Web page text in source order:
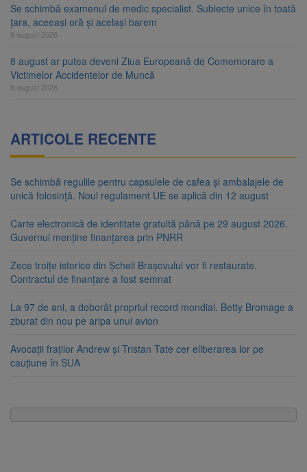
Se schimbă examenul de medic specialist. Subiecte unice în toată
țara, aceeași oră și același barem
8 august 2026
8 august ar putea deveni Ziua Europeană de Comemorare a
Victimelor Accidentelor de Muncă
8 august 2026
ARTICOLE RECENTE
Se schimbă regulile pentru capsulele de cafea și ambalajele de
unică folosință. Noul regulament UE se aplică din 12 august
Carte electronică de identitate gratuită până pe 29 august 2026.
Guvernul menține finanțarea prin PNRR
Zece troițe istorice din Șcheii Brașovului vor fi restaurate.
Contractul de finanțare a fost semnat
La 97 de ani, a doborât propriul record mondial. Betty Bromage a
zburat din nou pe aripa unui avion
Avocații fraților Andrew și Tristan Tate cer eliberarea lor pe
cauțiune în SUA